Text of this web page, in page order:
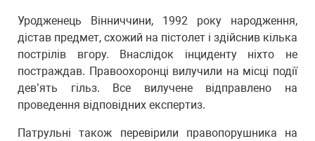
Уродженець Вінниччини, 1992 року народження,
дістав предмет, схожий на пістолет і здійснив кілька
пострілів вгору. Внаслідок інциденту ніхто не
постраждав. Правоохоронці вилучили на місці події
дев’ять гільз. Все вилучене відправлено на
проведення відповідних експертиз.
Патрульні також перевірили правопорушника на